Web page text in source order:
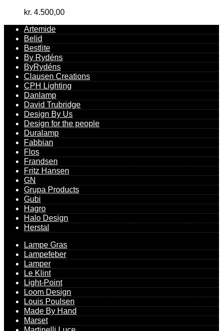
kr. 4.500,00
Artemide
Belid
Bestlite
By Rydéns
ByRydéns
Clausen Creations
CPH Lighting
Danlamp
David Trubridge
Design By Us
Design for the people
Duralamp
Fabbian
Flos
Frandsen
Fritz Hansen
GN
Grupa Products
Gubi
Hagro
Halo Design
Herstal
Lampe Gras
Lampefeber
Lamper
Le Klint
Light-Point
Loom Design
Louis Poulsen
Made By Hand
Marset